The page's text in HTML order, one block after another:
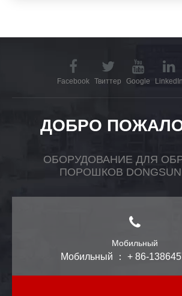
Facebook Твиттер Google LinkedIn
ДОБРО
ОБОРУДОВАНИЕ ДЛЯ
ПОРОШКОВ
Мобильный
Мобильный ： + 86-